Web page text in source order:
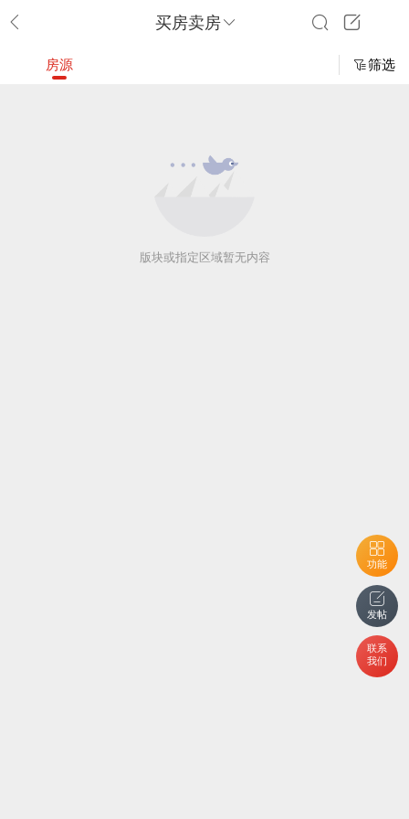
买房卖房
功能
发帖
联系
我们
房源 筛选
版块或指定区域暂无内容